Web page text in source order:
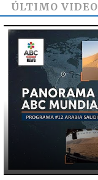
ÚLTIMO VIDEO